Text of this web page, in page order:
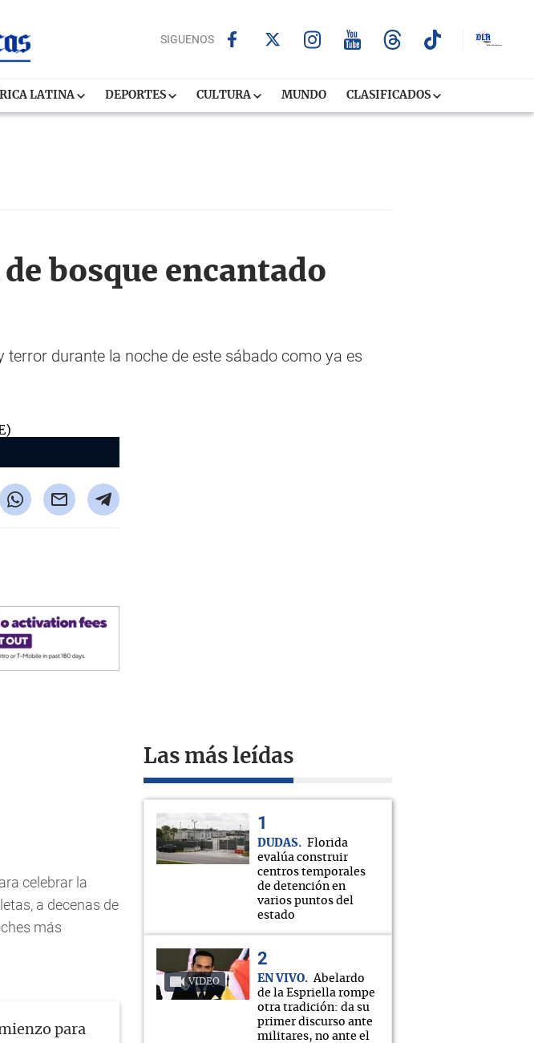
SIGUENOS
LATINA DEPORTES CULTURA MUNDO CLASIFICADOS
bosque encantado
durante la noche de este sábado como ya es
celebrar la
a decenas de
más
para
Las más leídas
DUDAS
Florida
evalúa construir
centros temporales
de detención en
varios puntos del
estado
VIDEO EN VIVO
Abelardo
de la Espriella rompe
otra tradición: da su
primer discurso ante
militares, no ante el